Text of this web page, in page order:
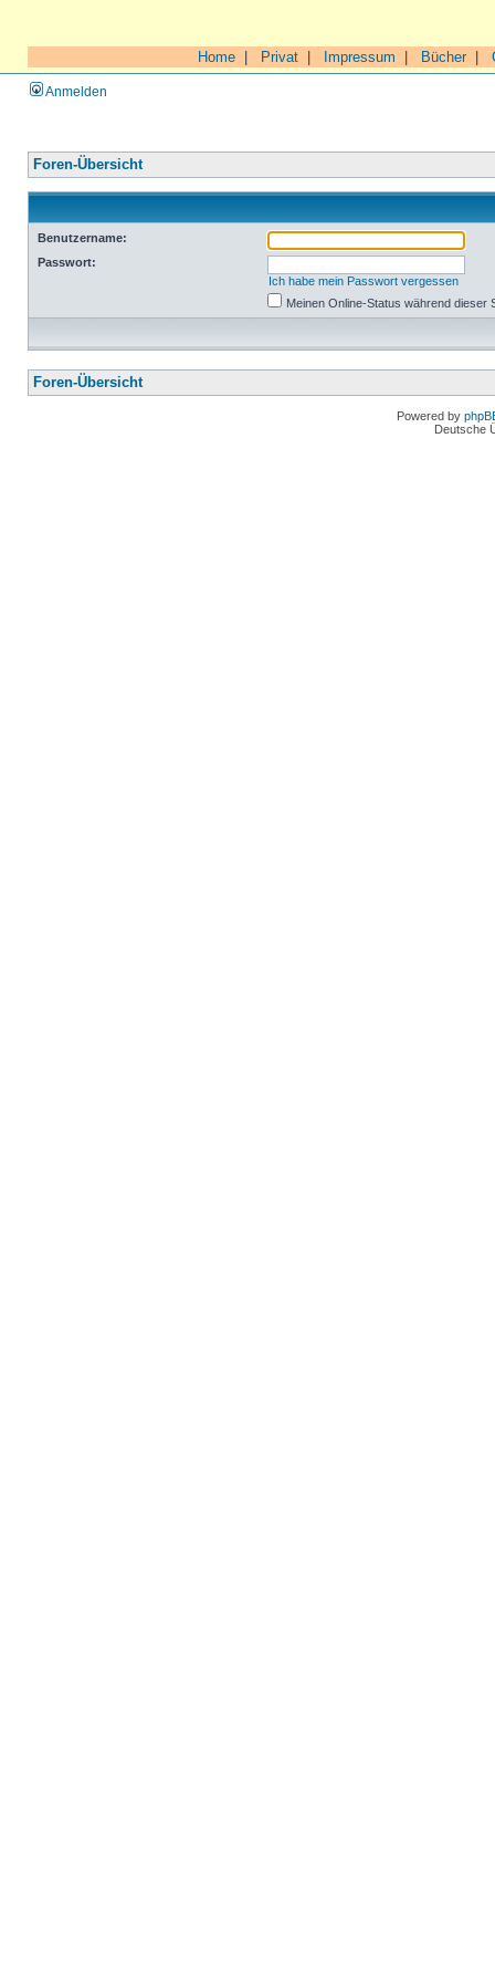
Home Privat Impressum Bücher|
Anmelden
Foren-Übersicht
Benutzername:
Passwort:
Ich habe mein Passwort vergessen
Meinen Online-Status während dieser
Foren-Übersicht
Powered by
Deutsche